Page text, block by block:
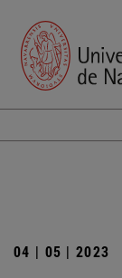
04 | 05 | 2023